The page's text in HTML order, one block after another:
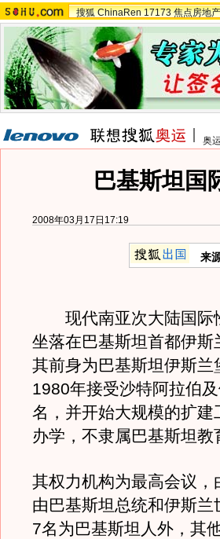
搜狐 ChinaRen 17173 焦点房地产
奥
巴基斯坦国
2008年03月17日17:19
来
现代南亚次大陆国际
坐落在巴基斯坦首都伊
其前身为巴基斯坦伊斯
1980年接受沙特阿拉伯
名，并开始大规模的扩
办学，不隶属巴基斯坦教
其权力机构为最高会议
由巴基斯坦总统和伊斯
7名为巴基斯坦人外，其